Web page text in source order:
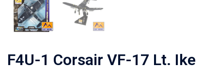
F4U-1 Corsair VF-17 Lt. Ike